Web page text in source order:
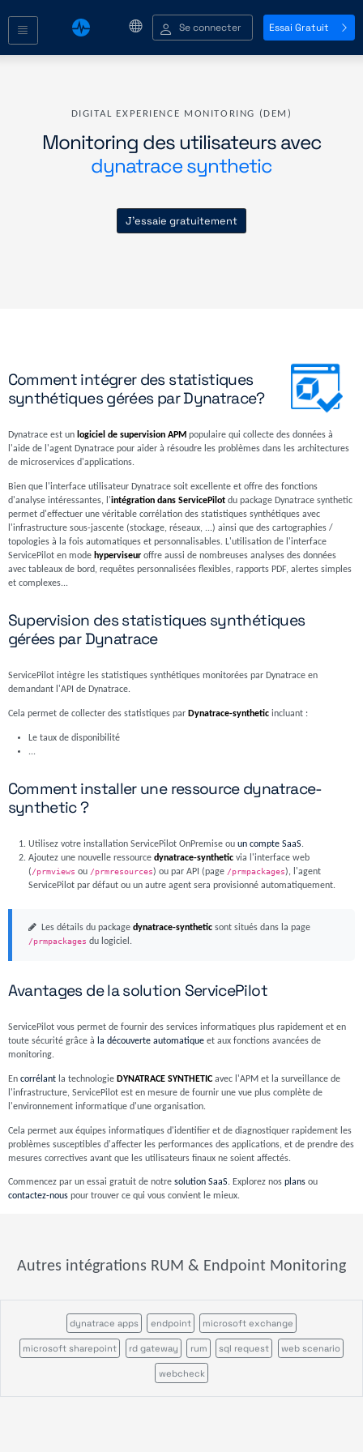
Se connecter Essai Gratuit
DIGITAL EXPERIENCE MONITORING (DEM)
Monitoring des utilisateurs avec
dynatrace synthetic
J'essaie gratuitement
Comment intégrer des statistiques
synthétiques gérées par Dynatrace?
Dynatrace est un logiciel de supervision APM populaire qui collecte des données à
l'aide de l'agent Dynatrace pour aider à résoudre les problèmes dans les architectures
de microservices d'applications.
Bien que l'interface utilisateur Dynatrace soit excellente et offre des fonctions
d'analyse intéressantes, l'intégration dans ServicePilotdu package Dynatrace synthetic
permet d'effectuer une véritable corrélation des statistiques synthétiques avec
l'infrastructure sous-jascente (stockage, réseaux, ...) ainsi que des cartographies /
topologies à la fois automatiques et personnalisables. L'utilisation de l'interface
ServicePilot en mode hyperviseuroffre aussi de nombreuses analyses des données
avec tableaux de bord, requêtes personnalisées flexibles, rapports PDF, alertes simples
et complexes...
Supervision des statistiques synthétiques
gérées par Dynatrace
ServicePilot intègre les statistiques synthétiques monitorées par Dynatrace en
demandant l'API de Dynatrace.
Cela permet de collecter des statistiques par Dynatrace-syntheticincluant :
Le taux de disponibilité
...
Comment installer une ressource dynatrace-
synthetic ?
Utilisez votre installation ServicePilot OnPremise ouun compte SaaS.
Ajoutez une nouvelle ressourcedynatrace-synthetic via l'interface web
(/prmviews ou /prmresources) ou par API (page /prmpackages), l'agent
ServicePilot par défaut ou un autre agent sera provisionné automatiquement.
Les détails du package dynatrace-syntheticsont situés dans la page
/prmpackages du logiciel.
Avantages de la solution ServicePilot
ServicePilot vous permet de fournir des services informatiques plus rapidement et en
toute sécurité grâce à la découverte automatiqueet aux fonctions avancées de
monitoring.
En corrélantla technologie DYNATRACE SYNTHETICavec l'APM et la surveillance de
l'infrastructure, ServicePilot est en mesure de fournir une vue plus complète de
l'environnement informatique d'une organisation.
Cela permet aux équipes informatiques d'identifier et de diagnostiquer rapidement les
problèmes susceptibles d'affecter les performances des applications, et de prendre des
mesures correctives avant que les utilisateurs finaux ne soient affectés.
Commencez par un essai gratuit de notre solution SaaS. Explorez nos plansou
contactez-nouspour trouver ce qui vous convient le mieux.
Autres intégrations RUM & Endpoint Monitoring
dynatrace apps endpoint microsoft exchange
microsoft sharepoint rd gateway rum sql request web scenario
webcheck